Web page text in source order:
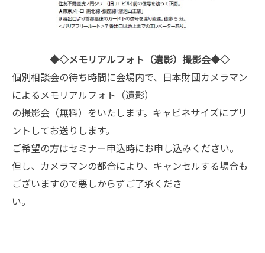
◆◇メモリアルフォト（遺影）撮影会◆◇
個別相談会の待ち時間に会場内で、日本財団カメラマン
によるメモリアルフォト （遺影）
の撮影会（無料）をいたします。キャビネサイズにプリ
ントしてお送りします。
ご希望の方はセミナー申込時にお申し込みください。
但し、カメラマンの都合により、キャンセルする場合も
ございますので悪しからずご了承くださ
い。